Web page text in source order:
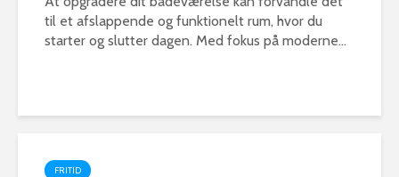
til et afslappende og funktionelt rum, hvor du
starter og slutter dagen. Med fokus på moderne...
FRITID